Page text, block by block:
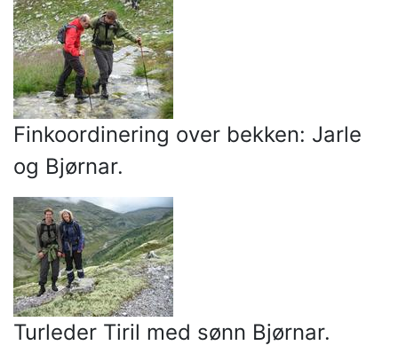
Finkoordinering over bekken: Jarle
og Bjørnar.
Turleder Tiril med sønn Bjørnar.